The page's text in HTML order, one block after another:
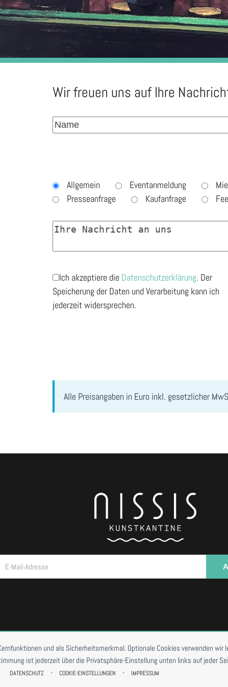
und als Sicherheitsmerkmal. Optionale Cookies verwenden wir
ist jederzeit über die Privatsphäre-Einstellung unten links auf jeder
DATENSCHUTZ - COOKIE-EINSTELLUNGEN - IMPRESSUM
Wir freuen uns auf Ihre
Allgemein Eventanmeldung
Presseanfrage
Kaufanfrage
Ich akzeptiere die Datenschutzerklärung. Der
Speicherung der Daten und Verarbeitung kann ich
jederzeit widersprechen.
Alle Preisangaben in Euro inkl. gesetzlicher
E-Mail-Adresse